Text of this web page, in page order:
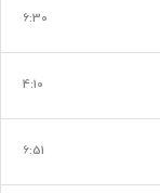
6:30
4:10
6:51